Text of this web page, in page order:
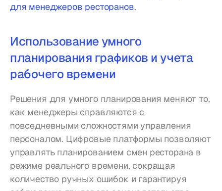
для менеджеров ресторанов.
Использование умного
планирования графиков и учета
рабочего времени
Решения для умного планирования меняют то,
как менеджеры справляются с
повседневными сложностями управления
персоналом. Цифровые платформы позволяют
управлять планированием смен ресторана в
режиме реального времени, сокращая
количество ручных ошибок и гарантируя